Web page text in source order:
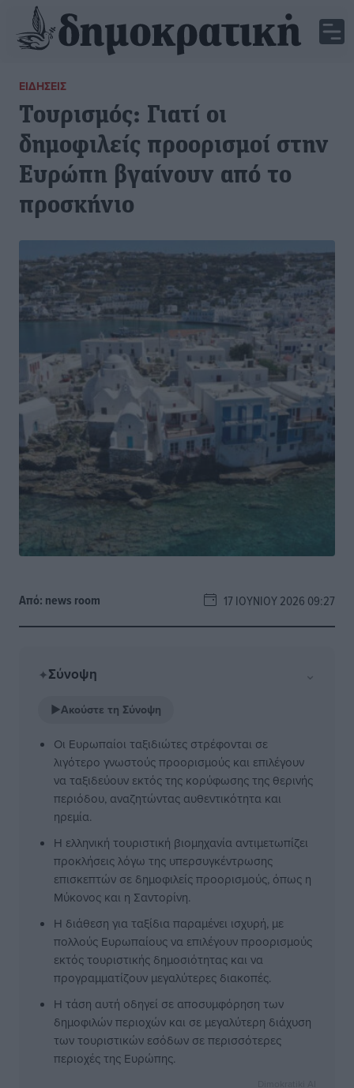
ΕΙΔΉΣΕΙΣ
Τουρισμός: Γιατί οι
δημοφιλείς προορισμοί στην
Ευρώπη βγαίνουν από το
προσκήνιο
Από: news room 17 ΙΟΥΝΊΟΥ 2026 09:27
✦Σύνοψη ⌄
▶Ακούστε τη Σύνοψη
Οι Ευρωπαίοι ταξιδιώτες στρέφονται σε
λιγότερο γνωστούς προορισμούς και επιλέγουν
να ταξιδεύουν εκτός της κορύφωσης της θερινής
περιόδου, αναζητώντας αυθεντικότητα και
ηρεμία.
Η ελληνική τουριστική βιομηχανία αντιμετωπίζει
προκλήσεις λόγω της υπερσυγκέντρωσης
επισκεπτών σε δημοφιλείς προορισμούς, όπως η
Μύκονος και η Σαντορίνη.
Η διάθεση για ταξίδια παραμένει ισχυρή, με
πολλούς Ευρωπαίους να επιλέγουν προορισμούς
εκτός τουριστικής δημοσιότητας και να
προγραμματίζουν μεγαλύτερες διακοπές.
Η τάση αυτή οδηγεί σε αποσυμφόρηση των
δημοφιλών περιοχών και σε μεγαλύτερη διάχυση
των τουριστικών εσόδων σε περισσότερες
περιοχές της Ευρώπης.